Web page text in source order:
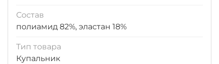
Состав
полиамид 82%, эластан 18%
Тип товара
Купальник